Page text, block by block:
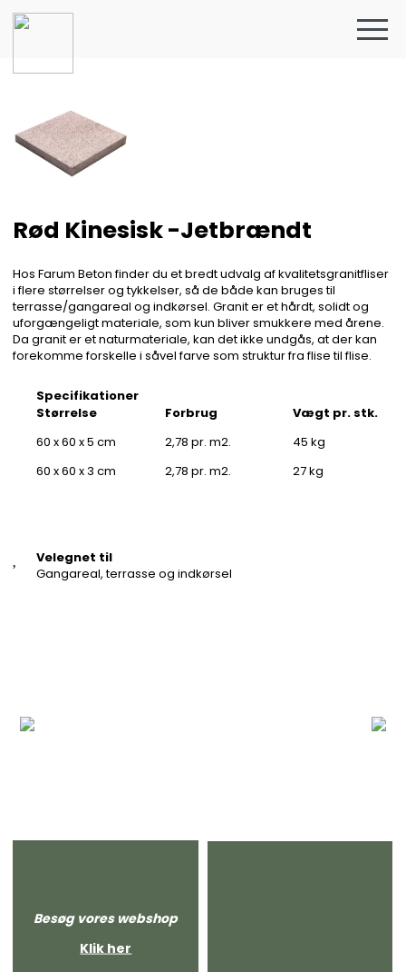
Rød Kinesisk -Jetbrændt
Hos Farum Beton finder du et bredt udvalg af kvalitetsgranitfliser
i flere størrelser og tykkelser, så de både kan bruges til
terrasse/gangareal og indkørsel. Granit er et hårdt, solidt og
uforgængeligt materiale, som kun bliver smukkere med årene.
Da granit er et naturmateriale, kan det ikke undgås, at der kan
forekomme forskelle i såvel farve som struktur fra flise til flise.
Specifikationer
Størrelse
60 x 60 x 5 cm
60 x 60 x 3 cm
Forbrug
2,78 pr. m2.
2,78 pr. m2.
Vægt pr. stk.
45 kg
27 kg
Velegnet til
Gangareal, terrasse og indkørsel
Besøg vores webshop
Klik her